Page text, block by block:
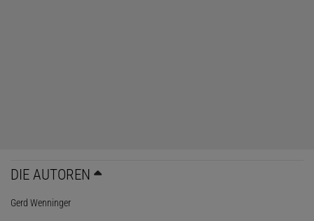
DIE AUTOREN
Gerd Wenninger